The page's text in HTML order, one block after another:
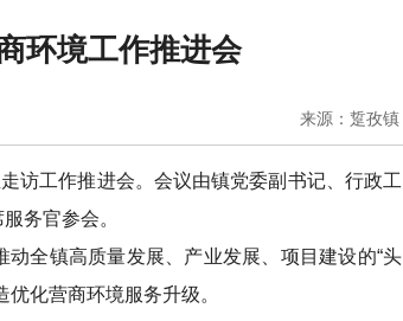
环境工作推进会
来源：踅孜镇
工作推进会。会议由镇党委副书记、行政工
务官参会。
全镇高质量发展、产业发展、项目建设的“头
化营商环境服务升级。